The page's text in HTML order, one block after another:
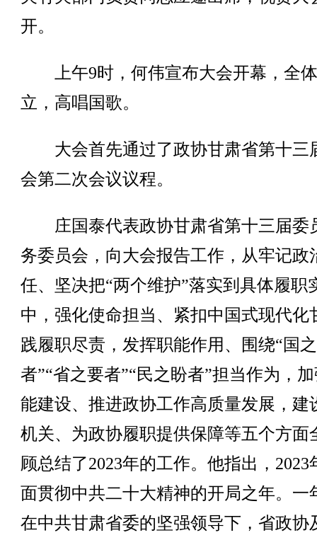
开。
上午9时，何伟宣布大会开幕，全
立，高唱国歌。
大会首先通过了政协甘肃省第十三
会第二次会议议程。
庄国泰代表政协甘肃省第十三届委
务委员会，向大会报告工作，从牢记政
任、坚决把“两个维护”落实到具体履职
中，强化使命担当、紧扣中国式现代化
践履职尽责，发挥职能作用、围绕“国
者”“省之要者”“民之盼者”担当作为，
能建设、推进政协工作高质量发展，建
机关、为政协履职提供保障等五个方面
顾总结了2023年的工作。他指出，2023
面贯彻中共二十大精神的开局之年。一
在中共甘肃省委的坚强领导下，省政协